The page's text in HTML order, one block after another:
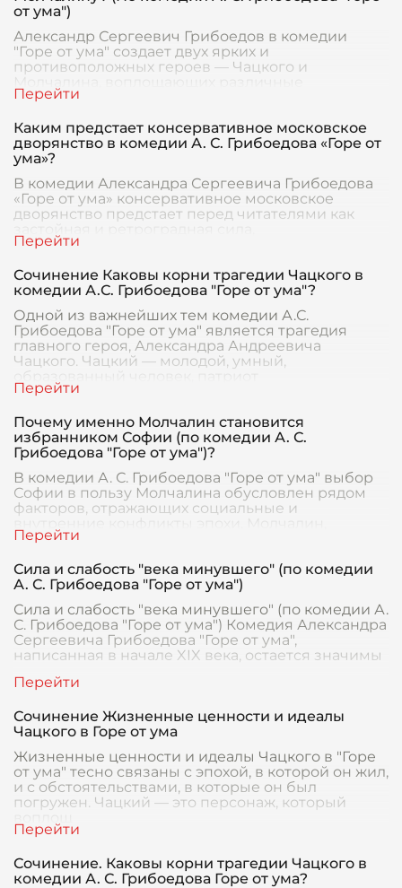
от ума")
Александр Сергеевич Грибоедов в комедии
"Горе от ума" создает двух ярких и
противоположных героев — Чацкого и
Молчалина, воплощающих различные
мировоззренческие подходы и нравствен
Каким предстает консервативное московское
дворянство в комедии А. С. Грибоедова «Горе от
ума»?
В комедии Александра Сергеевича Грибоедова
«Горе от ума» консервативное московское
дворянство предстает перед читателями как
сопротивляющаяся любым и
Сочинение Каковы корни трагедии Чацкого в
комедии А.С. Грибоедова "Горе от ума"?
Одной из важнейших тем комедии А.С.
Грибоедова "Горе от ума" является трагедия
главного героя, Александра Андреевича
Чацкого. Чацкий — молодой, умный,
образованный человек, патриот
Почему именно Молчалин становится
избранником Софии (по комедии А. С.
Грибоедова "Горе от ума")?
В комедии А. С. Грибоедова "Горе от ума" выбор
Софии в пользу Молчалина обусловлен рядом
факторов, отражающих социальные и
внутренние конфликты эпохи. Молчалин,
несмотря на свою вн
Сила и слабость "века минувшего" (по комедии
А. С. Грибоедова "Горе от ума")
Сила и слабость "века минувшего" (по комедии А.
С. Грибоедова "Горе от ума") Комедия Александра
Сергеевича Грибоедова "Горе от ума",
написанная в начале XIX века, остается значимы
Сочинение Жизненные ценности и идеалы
Чацкого в Горе от ума
Жизненные ценности и идеалы Чацкого в "Горе
от ума" тесно связаны с эпохой, в которой он жил,
и с обстоятельствами, в которые он был
погружен. Чацкий — это персонаж, который
Сочинение. Каковы корни трагедии Чацкого в
комедии А. С. Грибоедова Горе от ума?